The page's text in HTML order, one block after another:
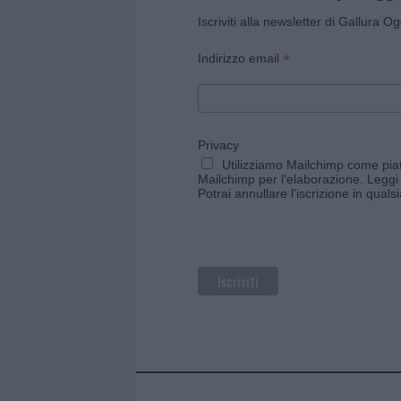
Iscriviti alla newsletter di Gallura
Indirizzo email *
Privacy
Utilizziamo Mailchimp come
Mailchimp per l'elaborazione.
Potrai annullare l'iscrizione in